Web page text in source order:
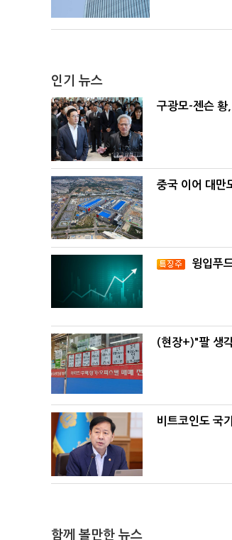
인기 뉴스
구광모-젠슨 황
중국 이어 대만
윙입푸
(현장+)"팔 생
비트코인도 국
함께 볼만한 뉴스